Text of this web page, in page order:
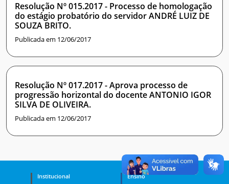
Resolução Nº 015.2017 - Processo de homologação
do estágio probatório do servidor ANDRÉ LUIZ DE
SOUZA BRITO.
Publicada em 12/06/2017
Resolução Nº 017.2017 - Aprova processo de
progressão horizontal do docente ANTONIO IGOR
SILVA DE OLIVEIRA.
Publicada em 12/06/2017
Institucional
Ensino